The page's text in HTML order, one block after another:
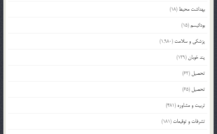
بهداشت محیط (18)
بودائیسم(15)
پزشکی و سلامت (1,980)
پند خوبان(129)
تحصیل (62)
تحصیل (65)
تربیت و مشاوره (481)
تشرفات و توقیعات (181)